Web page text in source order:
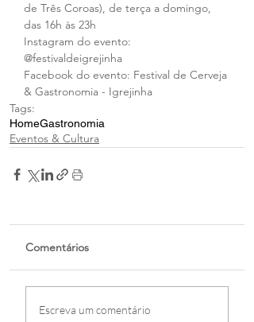
de Três Coroas), de terça a domingo,
das 16h às 23h
Instagram do evento:
@festivaldeigrejinha
Facebook do evento: Festival de Cerveja
& Gastronomia - Igrejinha
Tags:
HomeGastronomia
Eventos & Cultura
Comentários
Escreva um comentário